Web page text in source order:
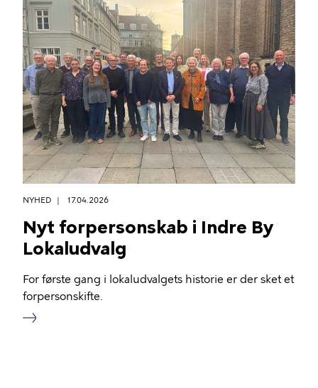
NYHED 17.04.2026
Nyt forpersonskab i Indre By
Lokaludvalg
For første gang i lokaludvalgets historie er der sket et
forpersonskifte.